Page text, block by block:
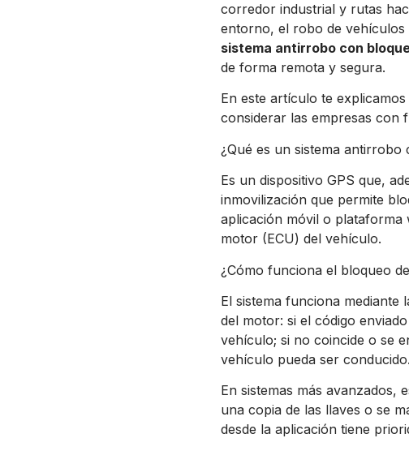
corredor industrial y rutas
entorno, el robo de
sistema antirrobo con
de forma remota y segura.
En este artículo te
considerar las empresas con
¿Qué es un sistema
Es un dispositivo GPS que,
inmovilización que permite
aplicación móvil o plataforma
motor (ECU) del vehículo.
¿Cómo funciona el bloqueo
El sistema funciona
del motor: si el código
vehículo; si no coincide o se
vehículo pueda ser conducido.
En sistemas más avanzados,
una copia de las llaves o se
desde la aplicación tiene